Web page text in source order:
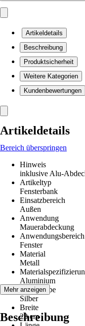
Artikeldetails
Beschreibung
Produktsicherheit
Weitere Kategorien
Kundenbewertungen
Artikeldetails
Bereich überspringen
Hinweis
inklusive Alu-
Artikeltyp
Fensterbank
Einsatzbereich
Außen
Anwendung
Mauerabdeckung
Anwendungsbereich
Fenster
Material
Metall
Aluminium
Grundfarbe
Silber
Breite
23 cm
Mehr anzeigen
Beschreibung